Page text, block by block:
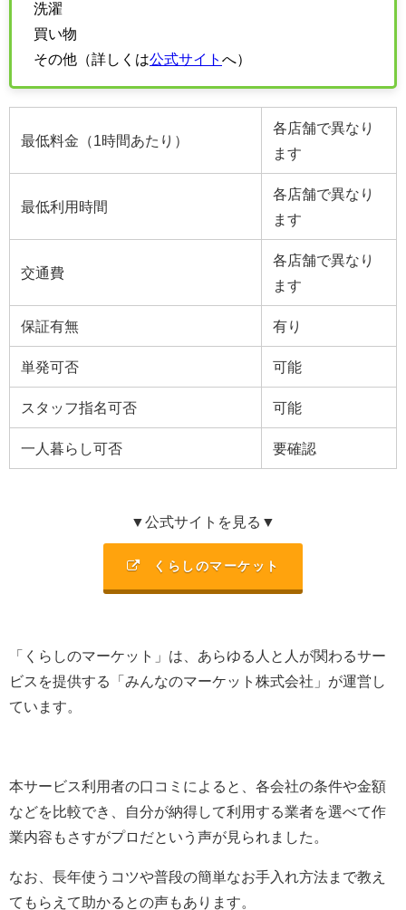
洗濯
買い物
その他（詳しくは公式サイト へ）
最低料金（1時間あたり）
各店舗で異なり
ます
最低利用時間
各店舗で異なり
ます
交通費
各店舗で異なり
ます
保証有無 有り
単発可否 可能
スタッフ指名可否 可能
一人暮らし可否 要確認
▼公式サイトを見る▼
くらしのマーケット
「くらしのマーケット」は、あらゆる人と人が関わるサー
ビスを提供する「みんなのマーケット株式会社」が運営し
ています。
本サービス利用者の口コミによると、各会社の条件や金額
などを比較でき、自分が納得して利用する業者を選べて作
業内容もさすがプロだという声が見られました。
なお、長年使うコツや普段の簡単なお手入れ方法まで教え
てもらえて助かるとの声もあります。